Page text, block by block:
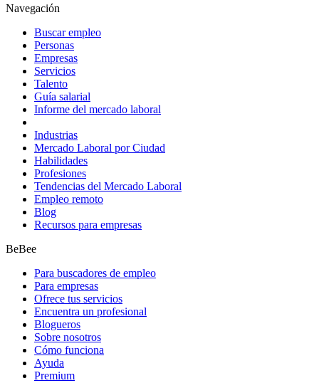
Navegación
Buscar empleo
Personas
Empresas
Servicios
Talento
Guía salarial
Informe del mercado laboral
Industrias
Mercado Laboral por Ciudad
Habilidades
Profesiones
Tendencias del Mercado Laboral
Empleo remoto
Blog
Recursos para empresas
BeBee
Para buscadores de empleo
Para empresas
Ofrece tus servicios
Encuentra un profesional
Blogueros
Sobre nosotros
Cómo funciona
Ayuda
Premium